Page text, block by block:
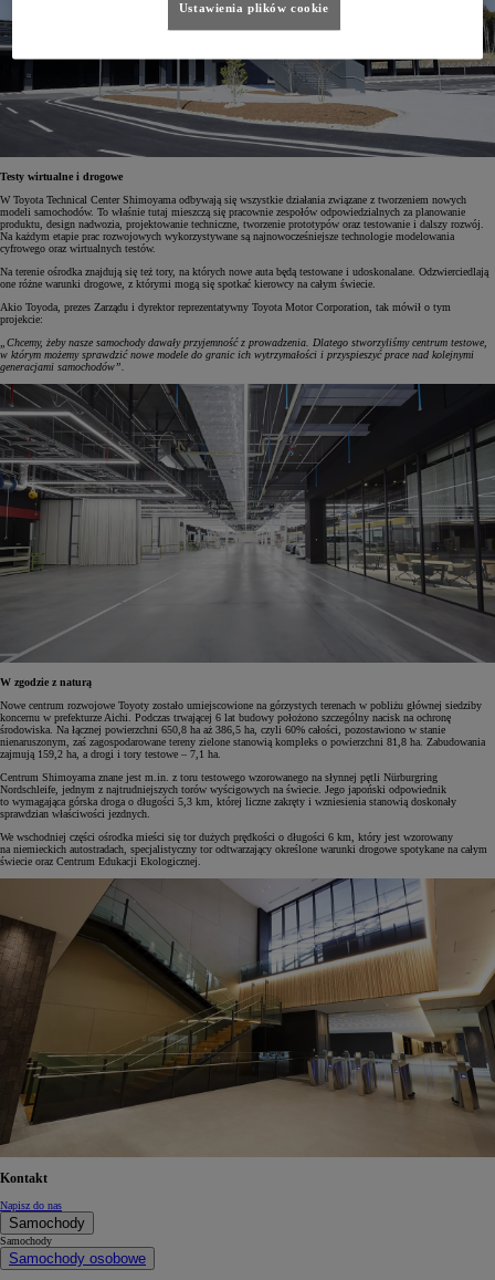
Testy wirtualne i drogowe
W Toyota Technical Center Shimoyama odbywają się wszystkie działania związane z tworzeniem nowych
modeli samochodów. To właśnie tutaj mieszczą się pracownie zespołów odpowiedzialnych za planowanie
produktu, design nadwozia, projektowanie techniczne, tworzenie prototypów oraz testowanie i dalszy rozwój.
Na każdym etapie prac rozwojowych wykorzystywane są najnowocześniejsze technologie modelowania
cyfrowego oraz wirtualnych testów.
Na terenie ośrodka znajdują się też tory, na których nowe auta będą testowane i udoskonalane. Odzwierciedlają
one różne warunki drogowe, z którymi mogą się spotkać kierowcy na całym świecie.
Akio Toyoda, prezes Zarządu i dyrektor reprezentatywny Toyota Motor Corporation, tak mówił o tym
projekcie:
„Chcemy, żeby nasze samochody dawały przyjemność z prowadzenia. Dlatego stworzyliśmy centrum testowe,
w którym możemy sprawdzić nowe modele do granic ich wytrzymałości i przyspieszyć prace nad kolejnymi
generacjami samochodów”.
W zgodzie z naturą
Nowe centrum rozwojowe Toyoty zostało umiejscowione na górzystych terenach w pobliżu głównej siedziby
koncernu w prefekturze Aichi. Podczas trwającej 6 lat budowy położono szczególny nacisk na ochronę
środowiska. Na łącznej powierzchni 650,8 ha aż 386,5 ha, czyli 60% całości, pozostawiono w stanie
nienaruszonym, zaś zagospodarowane tereny zielone stanowią kompleks o powierzchni 81,8 ha. Zabudowania
zajmują 159,2 ha, a drogi i tory testowe – 7,1 ha.
Centrum Shimoyama znane jest m.in. z toru testowego wzorowanego na słynnej pętli Nürburgring
Nordschleife, jednym z najtrudniejszych torów wyścigowych na świecie. Jego japoński odpowiednik
to wymagająca górska droga o długości 5,3 km, której liczne zakręty i wzniesienia stanowią doskonały
sprawdzian właściwości jezdnych.
We wschodniej części ośrodka mieści się tor dużych prędkości o długości 6 km, który jest wzorowany
na niemieckich autostradach, specjalistyczny tor odtwarzający określone warunki drogowe spotykane na całym
świecie oraz Centrum Edukacji Ekologicznej.
Kontakt
Napisz do nas
Samochody
Samochody
Samochody osobowe
Ustawienia plików cookie